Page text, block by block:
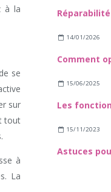
à la
se
sur
tout
à
La
14/01/2026
15/06/2025
15/11/2023